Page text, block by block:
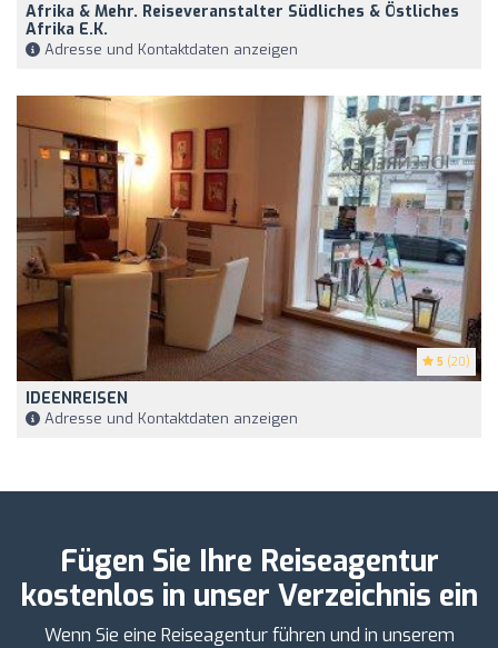
Afrika & Mehr. Reiseveranstalter Südliches & Östliches
Afrika E.K.
Adresse und Kontaktdaten anzeigen
5 (20)
IDEENREISEN
Adresse und Kontaktdaten anzeigen
Fügen Sie Ihre Reiseagentur
kostenlos in unser Verzeichnis ein
Wenn Sie eine Reiseagentur führen und in unserem